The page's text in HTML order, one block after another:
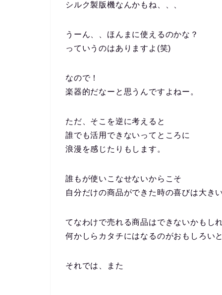
シルク製版機なんかもね、、、
うーん、、ほんまに使えるのかな？
っていうのはありますよ(笑)
なので！
楽器的だなーと思うんですよねー。
ただ、そこを逆に考えると
誰でも活用できないってところに
浪漫を感じたりもします。
誰もが使いこなせないからこそ
自分だけの商品ができた時の喜びは大き
てなわけで売れる商品はできないかもし
何かしらカタチにはなるのがおもしろい
それでは、また